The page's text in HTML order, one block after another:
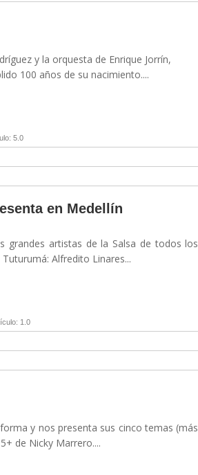
y la orquesta de Enrique Jorrín,
100 años de su nacimiento....
5.0
en Medellín
grandes artistas de la Salsa de todos los
Alfredito Linares...
1.0
y nos presenta sus cinco temas (más
de Nicky Marrero....